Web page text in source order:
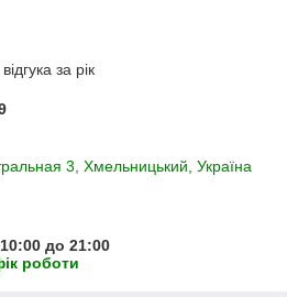
за рік
3, Хмельницький, Україна
до 21:00
роботи